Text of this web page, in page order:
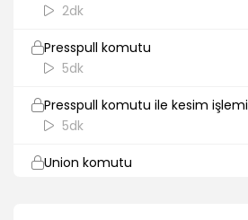
2dk
Presspull komutu
5dk
Presspull komutu ile kesim işlemi
5dk
Union komutu